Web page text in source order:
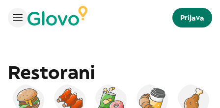
Prijava
Restorani